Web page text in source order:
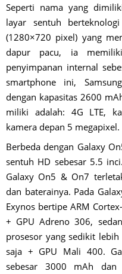
Seperti nama yang
layar sentuh
(1280×720 pixel) yang
dapur pacu, ia
penyimpanan internal
smartphone ini,
dengan kapasitas 2600
miliki adalah: 4G LTE,
kamera depan 5 megapixel.
Berbeda dengan Galaxy
sentuh HD sebesar 5.5
Galaxy On5 & On7
dan baterainya. Pada
Exynos bertipe ARM
+ GPU Adreno 306,
prosesor yang sedikit
saja + GPU Mali 400.
sebesar 3000 mAh